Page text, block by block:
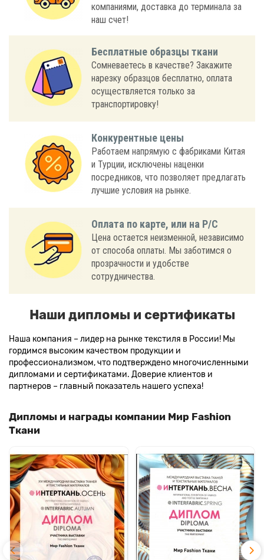
компаниями, доставка до терминала за
наш счет!
Бесплатные образцы ткани
Сомневаетесь в качестве? Закажите
нарезку образцов бесплатно, оплата
осуществляется только за
транспортировку!
Конкурентные цены
Работаем напрямую с фабриками Китая
и Турции, исключены наценки
посредников, что позволяет предлагать
лучшие условия на рынке.
Оплата по карте, или на Р/С
Цена остается неизменной, независимо
от способа оплаты. Мы заботимся о
прозрачности и удобстве
сотрудничества.
Наши дипломы и сертификаты
Наша компания – лидер на рынке текстиля в России! Мы
гордимся высоким качеством продукции и
профессионализмом, что подтверждено многочисленными
дипломами и сертификатами. Доверие клиентов и
партнеров – главный показатель нашего успеха!
Дипломы и награды компании Мир Fashion
Ткани